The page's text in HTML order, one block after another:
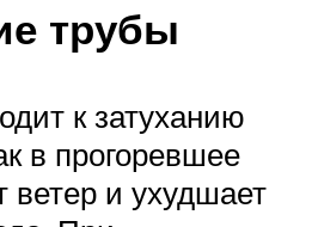
трубы
к затуханию
в прогоревшее
ветер и ухудшает